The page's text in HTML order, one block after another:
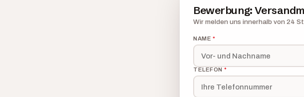
Bewerbung:
Wir melden uns innerhalb von 24
NAME *
TELEFON *